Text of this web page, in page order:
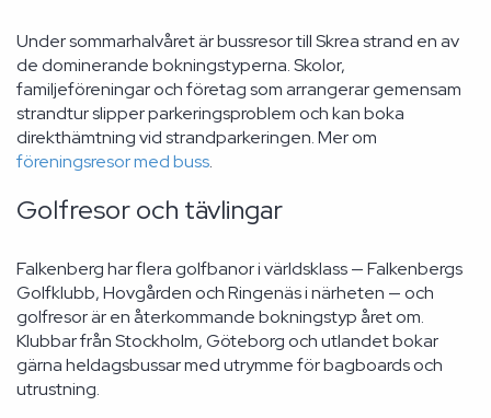
Under sommarhalvåret är bussresor till Skrea strand en av
de dominerande bokningstyperna. Skolor,
familjeföreningar och företag som arrangerar gemensam
strandtur slipper parkeringsproblem och kan boka
direkthämtning vid strandparkeringen. Mer om
föreningsresor med buss.
Golfresor och tävlingar
Falkenberg har flera golfbanor i världsklass — Falkenbergs
Golfklubb, Hovgården och Ringenäs i närheten — och
golfresor är en återkommande bokningstyp året om.
Klubbar från Stockholm, Göteborg och utlandet bokar
gärna heldagsbussar med utrymme för bagboards och
utrustning.